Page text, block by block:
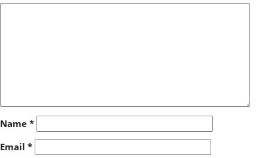
Name *
Email *